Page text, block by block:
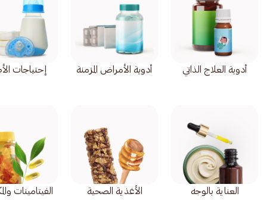
أدوية العلاج الذاتي أدوية الأمراض المزمنة إحتياجات
العناية بالوجه الأغذية الصحية
الفيتامينات